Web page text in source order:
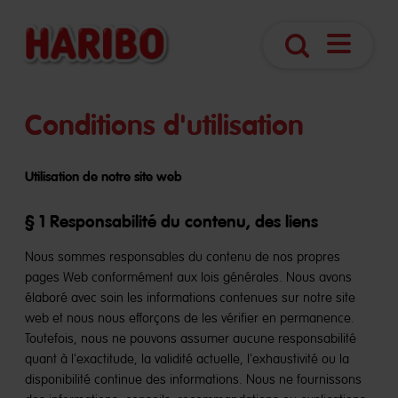
Conditions d'utilisation
Utilisation de notre site web
§ 1 Responsabilité du contenu, des liens
Nous sommes responsables du contenu de nos propres
pages Web conformément aux lois générales. Nous avons
élaboré avec soin les informations contenues sur notre site
web et nous nous efforçons de les vérifier en permanence.
Toutefois, nous ne pouvons assumer aucune responsabilité
quant à l'exactitude, la validité actuelle, l'exhaustivité ou la
disponibilité continue des informations. Nous ne fournissons